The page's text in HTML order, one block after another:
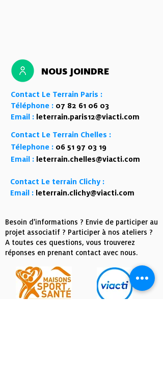
NOUS JOINDRE
Contact Le Terrain Paris :
Téléphone : 07 82 61 06 03
Email : leterrain.paris12@viacti.com
Contact Le Terrain Chelles :
Télephone : 06 51 97 03 19
Email : leterrain.chelles@viacti.com
Contact Le terrain Clichy :
Email : leterrain.clichy@viacti.com
Besoin d'informations ? Envie de participer au
projet associatif ? Participer à nos ateliers ?
A toutes ces questions, vous trouverez
réponses en prenant contact avec nous.